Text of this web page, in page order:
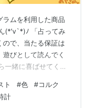
ラムを利用した商品
(*′v`*)ﾉ 「占ってみ
ので、当たる保証は
びとして読んでく
一緒に喜ばせてくだ
運勢にするもよし
由にして頂ければ
ト #色 #コルク
計